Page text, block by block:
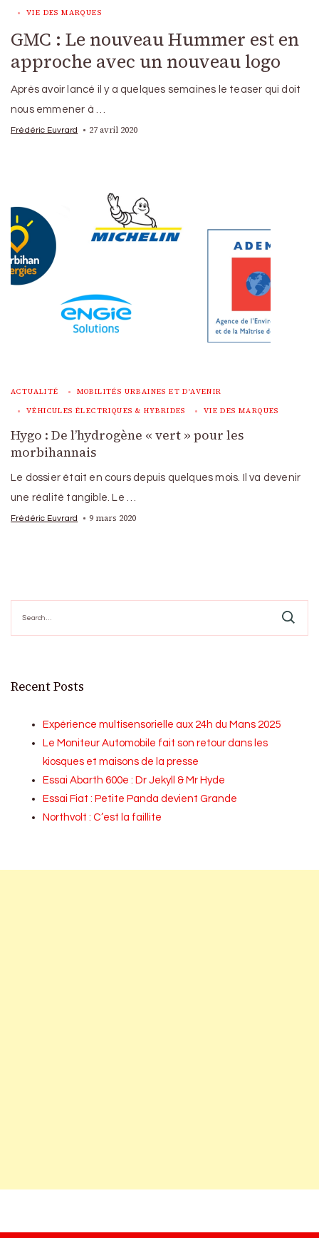
VIE DES MARQUES
GMC : Le nouveau Hummer est en
approche avec un nouveau logo
Après avoir lancé il y a quelques semaines le teaser qui doit
nous emmener à …
Frédéric Euvrard 27 avril 2020
ACTUALITÉ MOBILITÉS URBAINES ET D'AVENIR
VÉHICULES ÉLECTRIQUES & HYBRIDES VIE DES MARQUES
Hygo : De l’hydrogène « vert » pour les
morbihannais
Le dossier était en cours depuis quelques mois. Il va devenir
une réalité tangible. Le …
Frédéric Euvrard 9 mars 2020
for:
Recent Posts
Expérience multisensorielle aux 24h du Mans 2025
Le Moniteur Automobile fait son retour dans les
kiosques et maisons de la presse
Essai Abarth 600e : Dr Jekyll & Mr Hyde
Essai Fiat : Petite Panda devient Grande
Northvolt : C’est la faillite